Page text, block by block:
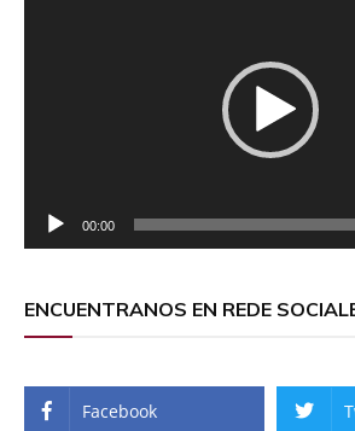
00:00
ENCUENTRANOS EN REDE
Facebook